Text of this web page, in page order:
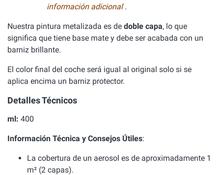
información adicional.
Nuestra pintura metalizada es de doble capa, lo que
significa que tiene base mate y debe ser acabada con un
barniz brillante.
El color final del coche será igual al original solo si se
aplica encima un barniz protector.
Detalles Técnicos
ml: 400
Información Técnica y Consejos Útiles:
La cobertura de un aerosol es de aproximadamente 1
m² (2 capas).